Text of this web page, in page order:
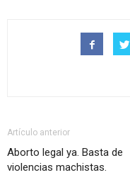
Artículo anterior
Aborto legal ya. Basta de
violencias machistas.